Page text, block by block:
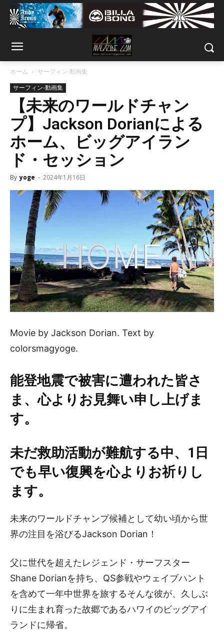
ホーム
サーフィン-動画集
サーフィン-動画集
【未来のワールドチャン
プ】Jackson Dorianによる
ホーム、ビッグアイラン
ド・セッション
By yoge - 2024年1月16日
Movie by Jackson Dorian. Text by
colorsmagyoge.
能登地震で被害に遭われた皆さ
ま、心よりお見舞い申し上げま
す。
未だ救助活動が難航する中、 1 日
でも早い復興を心よりお祈りし
ます。
未来のワールドチャンプ候補として幼い頃から世
界の注目を浴びるJackson Dorian！
父に世代を超えたレジェンド・サーフスター
Shane Dorianを持ち、QS参戦やウェイブハント
を含めて一年中世界を旅するそんな彼が、久しぶ
りに生まれ育った故郷であるハワイのビッグアイ
ランドに帰省。